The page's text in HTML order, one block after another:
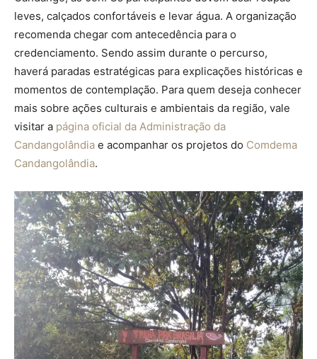
leves, calçados confortáveis e levar água. A organização
recomenda chegar com antecedência para o
credenciamento. Sendo assim durante o percurso,
haverá paradas estratégicas para explicações históricas e
momentos de contemplação. Para quem deseja conhecer
mais sobre ações culturais e ambientais da região, vale
visitar a página oficial da Administração da
Candangolândia e acompanhar os projetos do Comdema
Candangolândia.